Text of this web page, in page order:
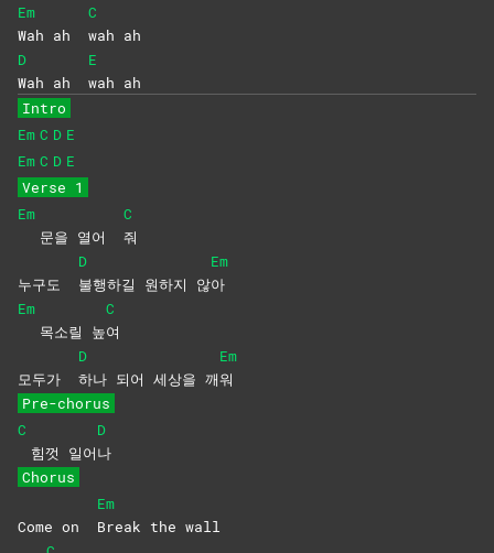
Em
Wah ah
C
wah ah
D
Wah ah
E
wah ah
Intro
Em C D E
Em C D E
Verse 1
Em
문을 열어
C
줘
누구도
D
불행하길 원하지 않
Em
아
Em
목소릴 높
C
여
모두가
D
하나 되어 세상을 깨
Em
워
Pre-chorus
C
힘껏 일어
D
나
Chorus
Come on
Em
Break the wall